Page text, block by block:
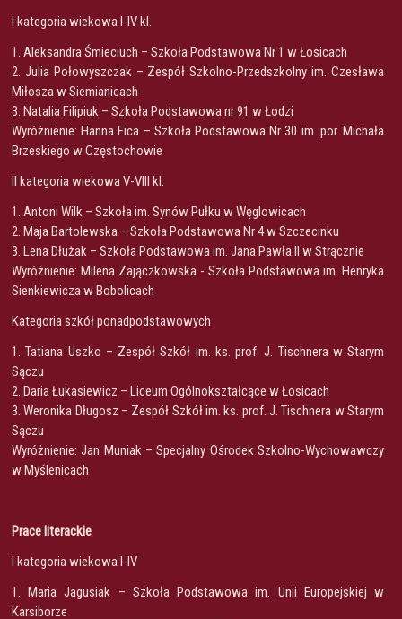
I kategoria wiekowa I-IV kl.
1. Aleksandra Śmieciuch – Szkoła Podstawowa Nr 1 w Łosicach
2. Julia Połowyszczak – Zespół Szkolno-Przedszkolny im. Czesława
Miłosza w Siemianicach
3. Natalia Filipiuk – Szkoła Podstawowa nr 91 w Łodzi
Wyróżnienie: Hanna Fica – Szkoła Podstawowa Nr 30 im. por. Michała
Brzeskiego w Częstochowie
II kategoria wiekowa V-VIII kl.
1. Antoni Wilk – Szkoła im. Synów Pułku w Węglowicach
2. Maja Bartolewska – Szkoła Podstawowa Nr 4 w Szczecinku
3. Lena Dłużak – Szkoła Podstawowa im. Jana Pawła II w Strącznie
Wyróżnienie: Milena Zajączkowska - Szkoła Podstawowa im. Henryka
Sienkiewicza w Bobolicach
Kategoria szkół ponadpodstawowych
1. Tatiana Uszko – Zespół Szkół im. ks. prof. J. Tischnera w Starym
Sączu
2. Daria Łukasiewicz – Liceum Ogólnokształcące w Łosicach
3. Weronika Długosz – Zespół Szkół im. ks. prof. J. Tischnera w Starym
Sączu
Wyróżnienie: Jan Muniak – Specjalny Ośrodek Szkolno-Wychowawczy
w Myślenicach
Prace literackie
I kategoria wiekowa I-IV
1. Maria Jagusiak – Szkoła Podstawowa im. Unii Europejskiej w
Karsiborze